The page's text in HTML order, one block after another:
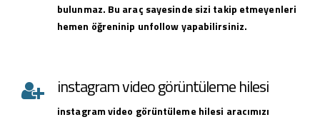
bulunmaz. Bu araç sayesinde sizi takip etmeyenleri
hemen öğreninip unfollow yapabilirsiniz.
instagram video görüntüleme hilesi
instagramvideo görüntüleme hilesi aracımızı